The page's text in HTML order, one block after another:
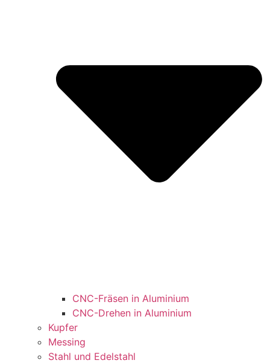
CNC-Fräsen in Aluminium
CNC-Drehen in Aluminium
Kupfer
Messing
Stahl und Edelstahl